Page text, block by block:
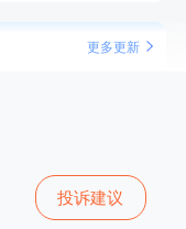
更多更新
投诉建议